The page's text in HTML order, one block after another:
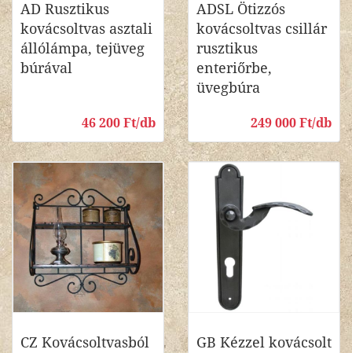
AD Rusztikus
kovácsoltvas asztali
állólámpa, tejüveg
búrával
46 200 Ft/db
ADSL Ötizzós
kovácsoltvas csillár
rusztikus
enteriőrbe,
üvegbúra
249 000 Ft/db
CZ Kovácsoltvasból
GB Kézzel kovácsolt